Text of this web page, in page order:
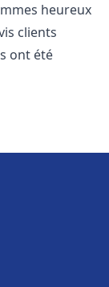
heureux
clients
ont été